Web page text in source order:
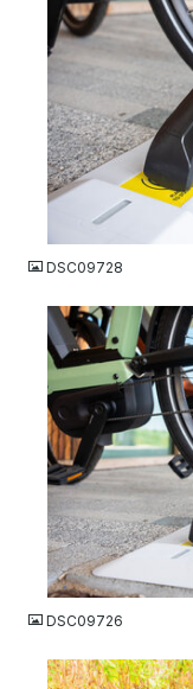
DSC09728
JPG
DSC09726